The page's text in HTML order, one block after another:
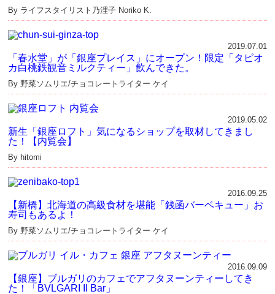
By ライフスタイリスト乃浬子 Noriko K.
2019.07.01
「春水堂」が「銀座プレイス」にオープン！限定「タピオ
カ白桃鉄観音ミルクティー」飲んできた。
By 野菜ソムリエ/チョコレートライター ケイ
2019.05.02
新生「銀座ロフト」気になるショップを取材してきまし
た！【内覧会】
By hitomi
2016.09.25
【新橋】北海道の高級食材を堪能「銭函バーベキュー」お
寿司もあるよ！
By 野菜ソムリエ/チョコレートライター ケイ
2016.09.09
【銀座】ブルガリのカフェでアフタヌーンティーしてき
た！「BVLGARI Il Bar」